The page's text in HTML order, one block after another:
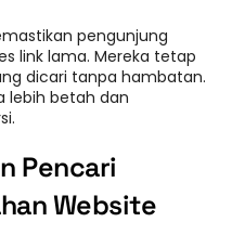
pengunjung
link lama. Mereka tetap
dicari tanpa hambatan.
lebih betah dan
Pencari
Website